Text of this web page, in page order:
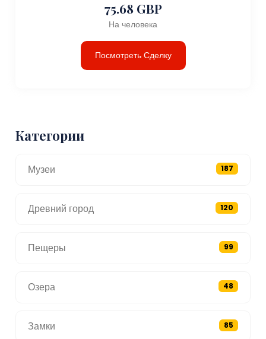
75.68 GBP
На человека
Посмотреть Сделку
Категории
Музеи 187
Древний город 120
Пещеры 99
Озера 48
Замки 85